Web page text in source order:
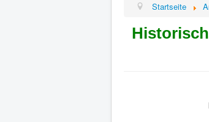
Startseite